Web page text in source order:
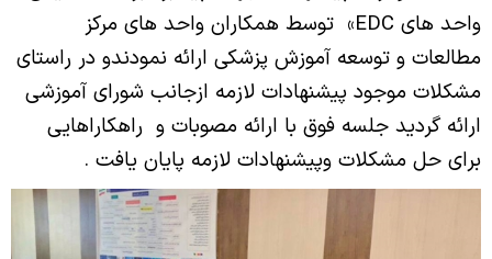
مسئول بایگانی
کوریکولوم‌های آموزشی تخصصی
کوریکولوم‌های فوق تخصصی
کوریکولوم‌های فلوشیپ
واحد های EDC» توسط همکاران واحد های مرکز
مطالعات و توسعه آموزش پزشکی ارائه نمودندو در راستای
مشکلات موجود پیشنهادات لازمه ازجانب شورای آموزشی
ارائه گردید جلسه فوق با ارائه مصوبات و راهکاراهایی
برای حل مشکلات وپیشنهادات لازمه پایان یافت .